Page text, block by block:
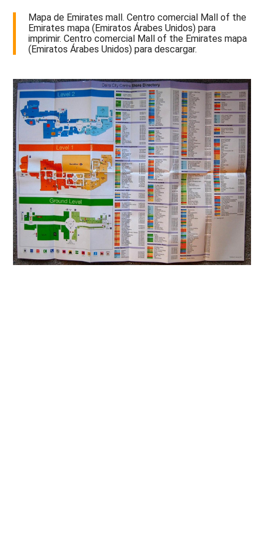
Mapa de Emirates mall. Centro comercial Mall of the
Emirates mapa (Emiratos Árabes Unidos) para
imprimir. Centro comercial Mall of the Emirates mapa
(Emiratos Árabes Unidos) para descargar.